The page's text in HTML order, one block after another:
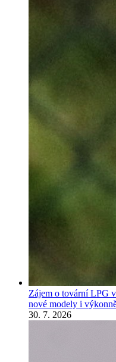
Zájem o tovární LPG
nové modely i
30. 7. 2026